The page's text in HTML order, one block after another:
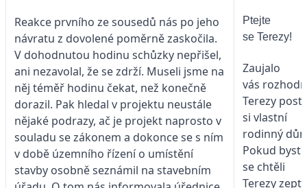
Reakce prvního ze sousedů nás po jeho
návratu z dovolené poměrně zaskočila.
V dohodnutou hodinu schůzky nepřišel,
ani nezavolal, že se zdrží. Museli jsme na
něj téměř hodinu čekat, než konečně
dorazil. Pak hledal v projektu neustále
nějaké podrazy, ač je projekt naprosto v
souladu se zákonem a dokonce se s ním
v době územního řízení o umístění
stavby osobně seznámil na stavebním
Ptejte
se Terezy!
Zaujalo
vás
Terezy
si vlastní
rodinný
Pokud byste
se chtěli
Terezy